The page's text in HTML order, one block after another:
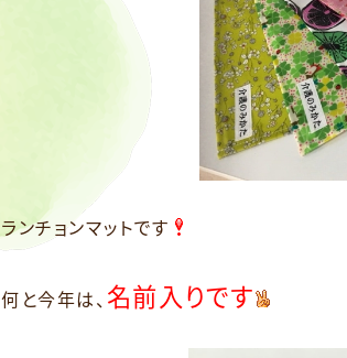
ランチョンマットです
何と今年は、 名前入りです